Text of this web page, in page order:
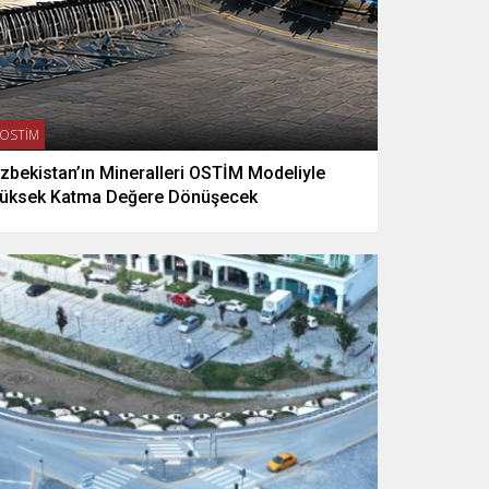
OSTİM
Mineralleri OSTİM Modeliyle
Katma Değere Dönüşecek